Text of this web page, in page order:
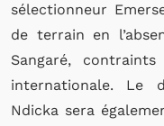
sélectionneur
de terrain en
Sangaré,
internationale. Le
Ndicka sera